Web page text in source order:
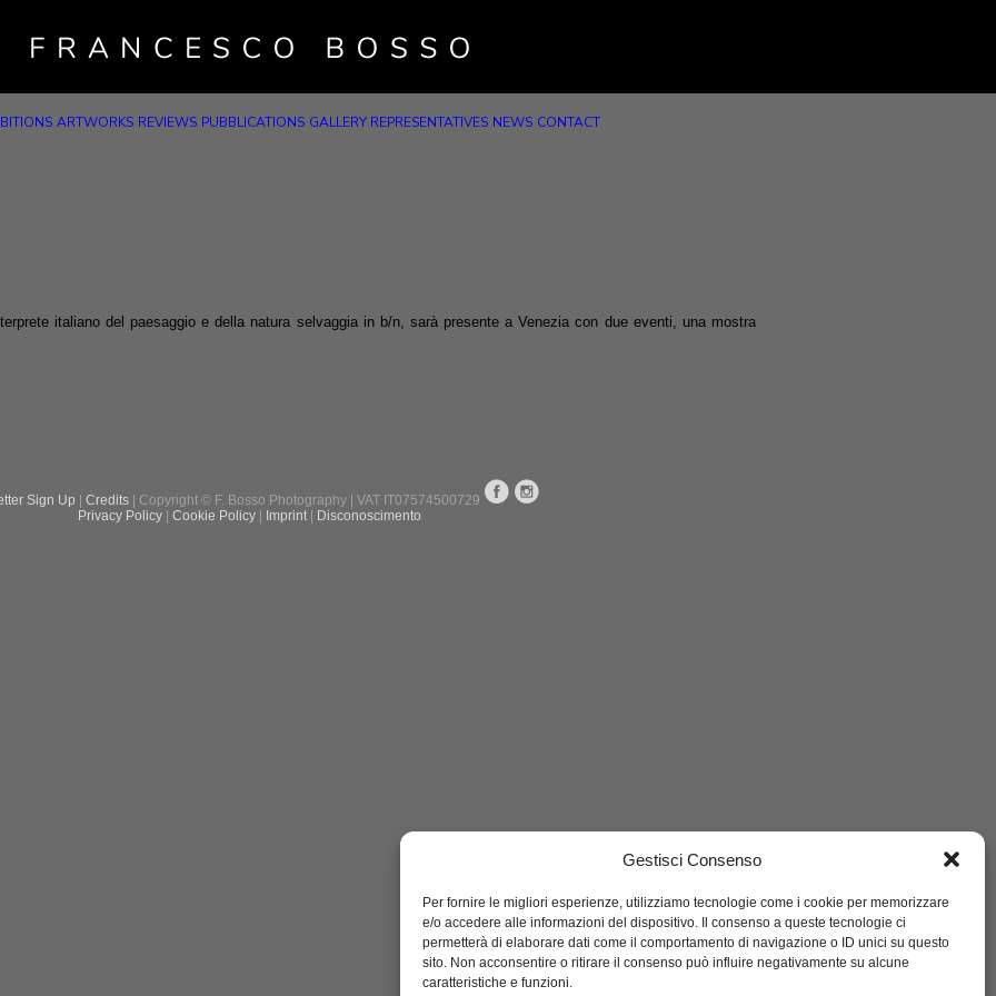
Gestisci Consenso
Per fornire le migliori esperienze, utilizziamo tecnologie come i cookie per memorizzare
e/o accedere alle informazioni del dispositivo. Il consenso a queste tecnologie ci
permetterà di elaborare dati come il comportamento di navigazione o ID unici su questo
sito. Non acconsentire o ritirare il consenso può influire negativamente su alcune
caratteristiche e funzioni.
ARTWORKS REVIEWS PUBBLICATIONS GALLERY REPRESENTATIVES NEWS CONTACT
italiano del paesaggio e della natura selvaggia in b/n, sarà presente a Venezia con due eventi, una mostra
Sign Up Credits| Copyright © F. Bosso Photography | VAT IT07574500729
Privacy Policy| Cookie Policy| Imprint| Disconoscimento